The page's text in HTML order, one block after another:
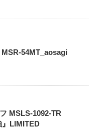
54MT_aosagi
MSLS-1092-TR
LIMITED